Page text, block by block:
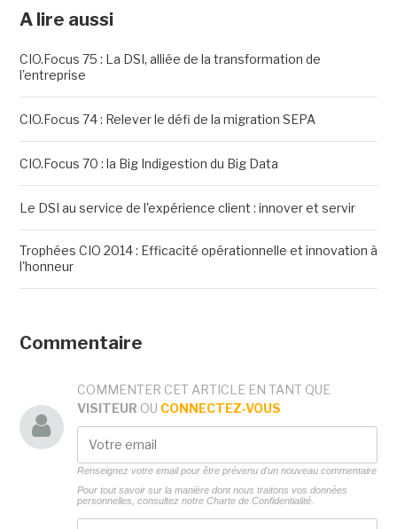
A lire aussi
CIO.Focus 75 : La DSI, alliée de la transformation de
l'entreprise
CIO.Focus 74 : Relever le défi de la migration SEPA
CIO.Focus 70 : la Big Indigestion du Big Data
Le DSI au service de l'expérience client : innover et servir
Trophées CIO 2014 : Efficacité opérationnelle et innovation à
l'honneur
Commentaire
COMMENTER CET ARTICLE EN TANT QUE
VISITEUR OU CONNECTEZ-VOUS
Renseignez votre email pour être prévenu d'un nouveau commentaire
Pour tout savoir sur la manière dont nous traitons vos données
personnelles, consultez notre Charte de Confidentialité.